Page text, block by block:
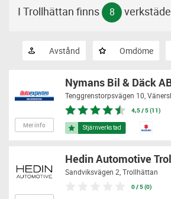
I Trollhättan finns 8
Avstånd Omdöme
Mer info
Nymans Bil & Däck
Tenggrenstorpsvägen 10,
4,5 / 5 (11)
Hedin Automotive
Sandviksvägen 2, Trollhättan
0 / 5 (0)